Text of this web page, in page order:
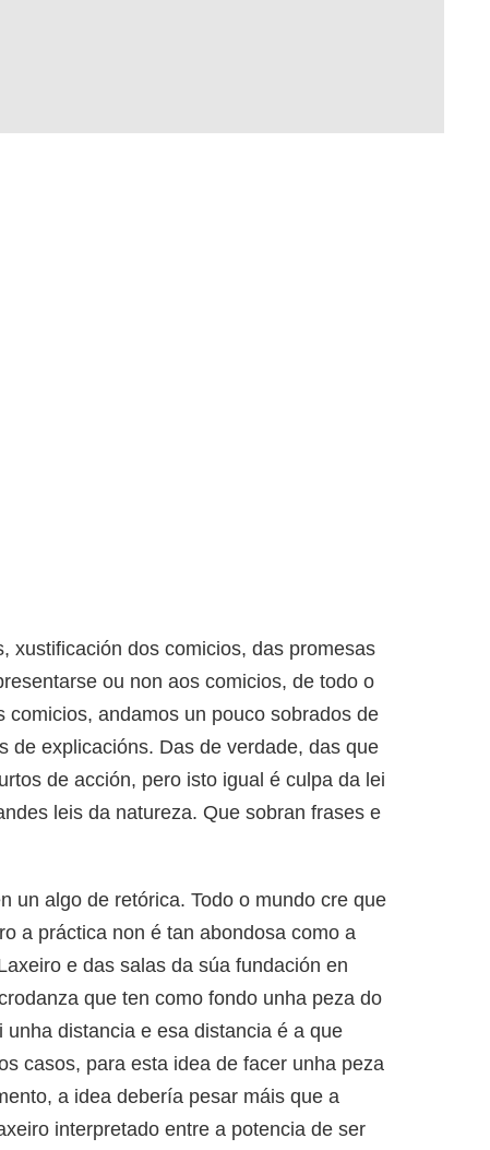
xustificación dos comicios, das promesas
ou non aos comicios, de todo o
andamos un pouco sobrados de
de explicacións. Das de verdade, das que
de acción, pero isto igual é culpa da lei
leis da natureza. Que sobran frases e
un algo de retórica. Todo o mundo cre que
a práctica non é tan abondosa como a
e das salas da súa fundación en
que ten como fondo unha peza do
distancia e esa distancia é a que
casos, para esta idea de facer unha peza
a idea debería pesar máis que a
interpretado entre a potencia de ser